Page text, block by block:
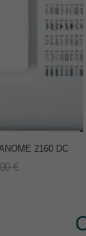
2160 DC
€